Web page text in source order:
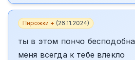
Пирожки + (26.11.2024)
ты в этом пончо бесподобна
меня всегда к тебе влекло